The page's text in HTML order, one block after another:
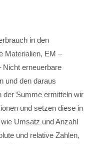
in den
Materialien, EM –
Nicht erneuerbare
und den daraus
der Summe ermitteln wir
und setzen diese in
Umsatz und Anzahl
und relative Zahlen,